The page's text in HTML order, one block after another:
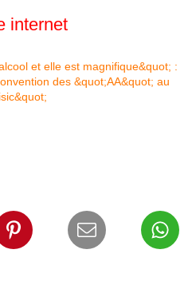
internet